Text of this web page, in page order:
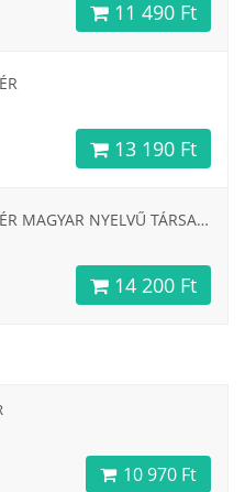
11 490 Ft
13 190 Ft
SÖR ÉS KENYÉR MAGYAR NYELVŰ TÁRSASJÁTÉK
14 200 Ft
10 970 Ft